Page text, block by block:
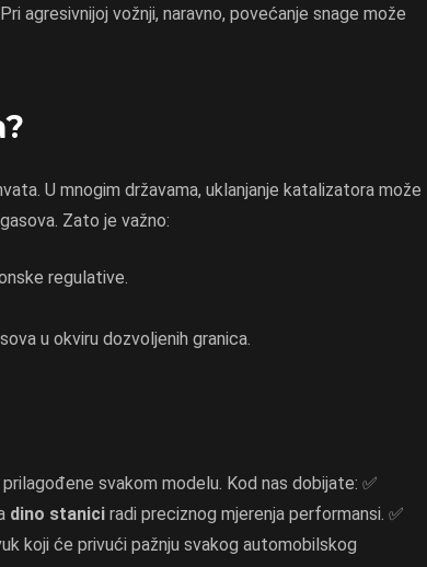
agresivnijoj vožnji, naravno, povećanje snage može
U mnogim državama, uklanjanje katalizatora može
Zato je važno:
regulative.
u okviru dozvoljenih granica.
svakom modelu. Kod nas dobijate: ✅
dino stanici radi preciznog mjerenja performansi. ✅
koji će privući pažnju svakog automobilskog